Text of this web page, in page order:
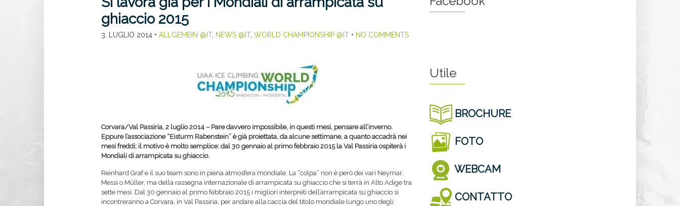
ghiaccio 2015
3. LUGLIO 2014• ALLGEMEIN @IT, NEWS @IT, WORLD CHAMPIONSHIP @IT• NO COMMENTS
Corvara/Val Passiria, 2 luglio 2014 – Pare davvero impossibile, in questi mesi, pensare all’inverno.
Eppure l’associazione “Eisturm Rabenstein” è già proiettata, da alcune settimane, a quanto accadrà nei
mesi freddi; il motivo è molto semplice: dal 30 gennaio al primo febbraio 2015 la Val Passiria ospiterà i
Mondiali di arrampicata su ghiaccio.
Reinhard Graf e il suo team sono in piena atmosfera mondiale. La “colpa” non è però dei vari Neymar,
Messi o Müller, ma della rassegna internazionale di arrampicata su ghiaccio che si terrà in Alto Adige tra
sette mesi. Dal 30 gennaio al primo febbraio 2015 i migliori interpreti dell’arrampicata su ghiaccio si
incontreranno a Corvara, in Val Passiria, per andare alla caccia del titolo mondiale lungo uno degli
Utile
BROCHURE
FOTO
WEBCAM
CONTATTO